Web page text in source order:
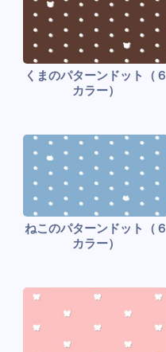
くまのパターンドット（６
カラー）
ねこのパターンドット（６
カラー）